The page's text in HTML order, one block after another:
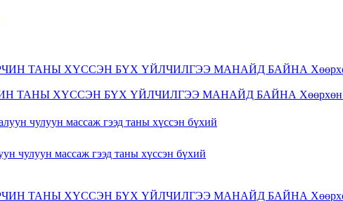
ТАНЫ ХҮССЭН БҮХ ҮЙЛЧИЛГЭЭ МАНАЙД БАЙНА Хөөрхөн
чулуун массаж гээд таны хүссэн бүхий